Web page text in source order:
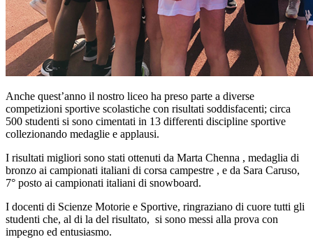
Anche quest’anno il nostro liceo ha preso parte a diverse
competizioni sportive scolastiche con risultati soddisfacenti; circa
500 studenti si sono cimentati in 13 differenti discipline sportive
collezionando medaglie e applausi.
I risultati migliori sono stati ottenuti da Marta Chenna , medaglia di
bronzo ai campionati italiani di corsa campestre , e da Sara Caruso,
7° posto ai campionati italiani di snowboard.
I docenti di Scienze Motorie e Sportive, ringraziano di cuore tutti gli
studenti che, al di la del risultato, si sono messi alla prova con
impegno ed entusiasmo.